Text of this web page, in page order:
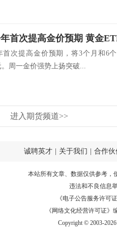
首次提高金价预期，将3个月和6
。周一金价强势上扬突破...
进入期货频道>>
诚聘英才 关于我们 合作伙
本站所有文章、数据仅供参考，
违法和不良信息
《电子公告服务许可证
《网络文化经营许可证》
Copyright © 2003-